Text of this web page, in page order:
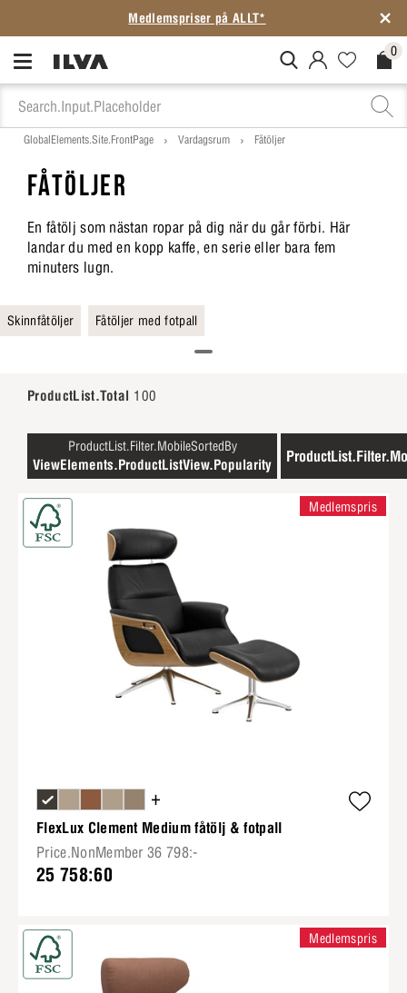
Medlemspriser på ALLT*
MitIlva.Login 0
GlobalElements.Site.FrontPage Vardagsrum Fåtöljer
FÅTÖLJER
En fåtölj som nästan ropar på dig när du går förbi. Här
landar du med en kopp kaffe, en serie eller bara fem
minuters lugn.
Skinnfåtöljer Fåtöljer med fotpall
ProductList.Total 100
ProductList.Filter.MobileSortedBy
ViewElements.ProductListView.Popularity
+
FlexLux Clement Medium fåtölj & fotpall
Price.NonMember 36 798:-
25 758:60
Medlemspris
Medlemspris